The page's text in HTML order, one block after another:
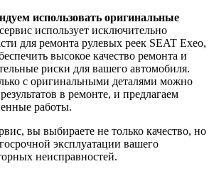
использовать оригинальные
использует исключительно
для ремонта рулевых реек SEAT Exeo,
высокое качество ремонта и
риски для вашего автомобиля.
с оригинальными деталями можно
в ремонте, и предлагаем
работы.
вы выбираете не только качество, но
эксплуатации вашего
неисправностей.